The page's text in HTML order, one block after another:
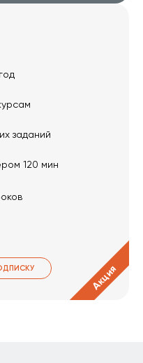
заданий
120 мин
Акция